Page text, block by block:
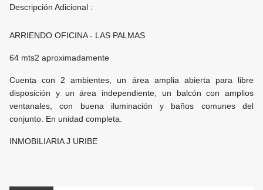
Descripción Adicional :
ARRIENDO OFICINA - LAS PALMAS
64 mts2 aproximadamente
Cuenta con 2 ambientes, un área amplia abierta para libre
disposición y un área independiente, un balcón con amplios
ventanales, con buena iluminación y baños comunes del
conjunto. En unidad completa.
INMOBILIARIA J URIBE